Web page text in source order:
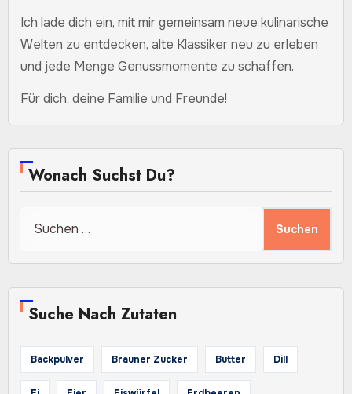
Ich lade dich ein, mit mir gemeinsam neue kulinarische
Welten zu entdecken, alte Klassiker neu zu erleben
und jede Menge Genussmomente zu schaffen.
Für dich, deine Familie und Freunde!
Wonach Suchst Du?
Suche Nach Zutaten
Backpulver Brauner Zucker Butter Dill